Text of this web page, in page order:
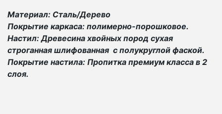
Материал: Сталь/Дерево
Покрытие каркаса: полимерно-порошковое.
Настил: Древесина хвойных пород сухая
строганная шлифованная с полукруглой фаской.
Покрытие настила: Пропитка премиум класса в 2
слоя.